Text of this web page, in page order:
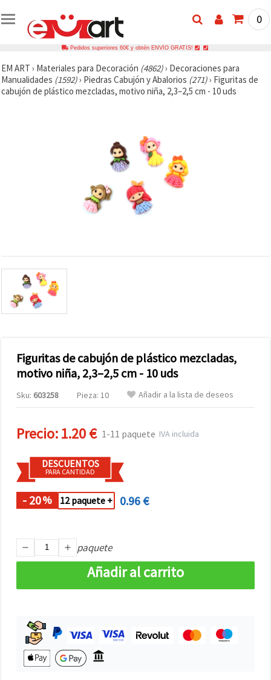
0
Pedidos superiores 60€ y obtén ENVÍO GRATIS!
EM ART › Materiales para Decoración (4862)› Decoraciones para
Manualidades (1592)› Piedras Cabujón y Abalorios (271)› Figuritas de
cabujón de plástico mezcladas, motivo niña, 2,3–2,5 cm - 10 uds
Figuritas de cabujón de plástico mezcladas,
motivo niña, 2,3–2,5 cm - 10 uds
Sku: 603258 Pieza: 10 Añadir a la lista de deseos
Precio:1.20 € 1-11 paquete IVA incluida
DESCUENTOS
PARA CANTIDAD
- 20% 12 paquete + 0.96 €
paquete
Añadir al carrito